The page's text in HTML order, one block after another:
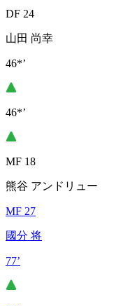
DF 24
山田 尚幸
46*’
46*’
MF 18
熊谷 アンドリュー
MF 27
國分 将
77’